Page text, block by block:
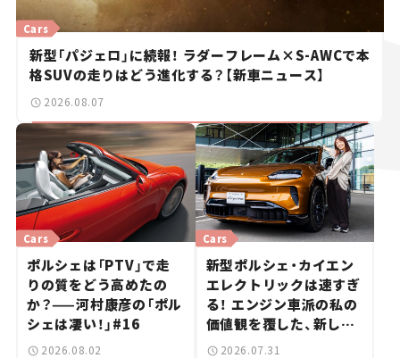
新型「パジェロ」に続報！ ラダーフレーム×S-AWCで本
格SUVの走りはどう進化する？【新車ニュース】
Cars
2026.08.07
ポルシェは「PTV」で走
りの質をどう高めたの
か？——河村康彦の「ポル
シェは凄い！」#16
Cars
2026.08.02
新型ポルシェ・カイエン
エレクトリックは速すぎ
る！ エンジン車派の私の
価値観を覆した、新しい
ポルシェの走り。
Cars
2026.07.31